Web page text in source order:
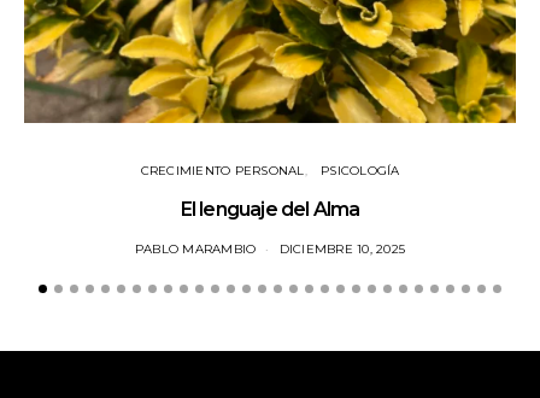
CRECIMIENTO PERSONAL PSICOLOGÍA
El lenguaje del Alma
PABLO MARAMBIO DICIEMBRE 10, 2025